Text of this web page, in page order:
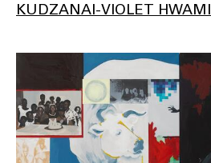
KUDZANAI-VIOLET HWAMI